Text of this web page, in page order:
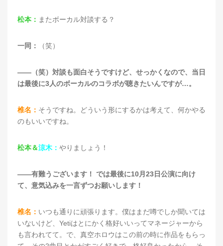
松本： またボーカル対談する？
一同： （笑）
——（笑）対談も面白そうですけど、せっかくなので、当日
は最後に3人のボーカルのコラボが聴きたいんですが…。
椎名： そうですね。どういう形にするかは考えて、何かやる
のもいいですね。
松本＆涼木： やりましょう！
——有難うございます！ では最後に10月23日公演に向け
て、意気込みを一言ずつお願いします！
椎名： いつも通りに頑張ります。僕はまだ噂でしか聞いては
いないけど、Yetiはとにかく格好いいってマネージャーから
も言われてて。で、真空ホロウはこの前の時に作品をもらっ